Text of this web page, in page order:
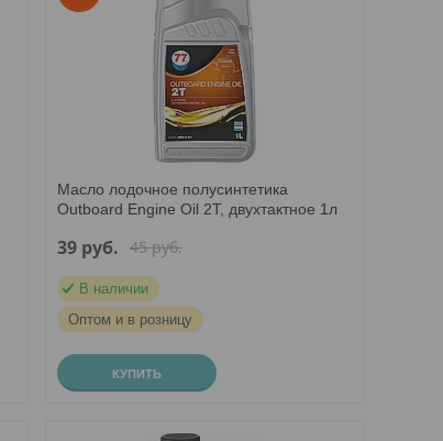
Масло лодочное полусинтетика
Outboard Engine Oil 2T, двухтактное 1л
39 руб. 45руб.
В наличии
Оптом и в розницу
КУПИТЬ